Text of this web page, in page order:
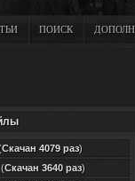
ПОИСК
Скачан 4079 раз)
Скачан 3640 раз)